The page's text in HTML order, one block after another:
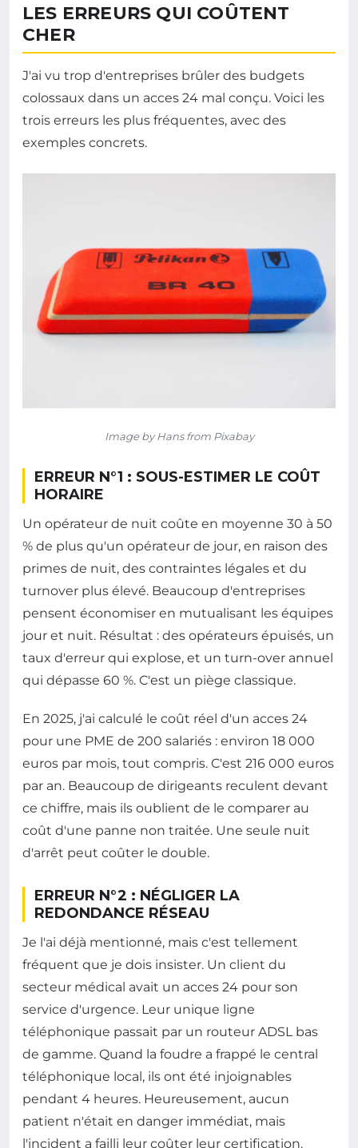
LES ERREURS QUI COÛTENT
CHER
J'ai vu trop d'entreprises brûler des budgets
colossaux dans un acces 24 mal conçu. Voici les
trois erreurs les plus fréquentes, avec des
exemples concrets.
Image by Hans from Pixabay
ERREUR N°1 : SOUS-ESTIMER LE COÛT
HORAIRE
Un opérateur de nuit coûte en moyenne 30 à 50
% de plus qu'un opérateur de jour, en raison des
primes de nuit, des contraintes légales et du
turnover plus élevé. Beaucoup d'entreprises
pensent économiser en mutualisant les équipes
jour et nuit. Résultat : des opérateurs épuisés, un
taux d'erreur qui explose, et un turn-over annuel
qui dépasse 60 %. C'est un piège classique.
En 2025, j'ai calculé le coût réel d'un acces 24
pour une PME de 200 salariés : environ 18 000
euros par mois, tout compris. C'est 216 000 euros
par an. Beaucoup de dirigeants reculent devant
ce chiffre, mais ils oublient de le comparer au
coût d'une panne non traitée. Une seule nuit
d'arrêt peut coûter le double.
ERREUR N°2 : NÉGLIGER LA
REDONDANCE RÉSEAU
Je l'ai déjà mentionné, mais c'est tellement
fréquent que je dois insister. Un client du
secteur médical avait un acces 24 pour son
service d'urgence. Leur unique ligne
téléphonique passait par un routeur ADSL bas
de gamme. Quand la foudre a frappé le central
téléphonique local, ils ont été injoignables
pendant 4 heures. Heureusement, aucun
patient n'était en danger immédiat, mais
l'incident a failli leur coûter leur certification.